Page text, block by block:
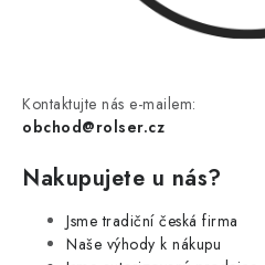
Kontaktujte nás e-mailem:
obchod@rolser.cz
Nakupujete u nás?
Jsme tradiční česká firma
Naše výhody k nákupu